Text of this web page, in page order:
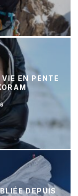
EN PENTE
DEPUIS